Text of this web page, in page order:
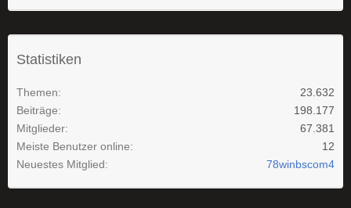
Statistiken
Themen
23.632
Beiträge
198.177
Mitglieder
67.381
Meiste Benutzer online
12
Neuestes Mitglied
78winbscom4